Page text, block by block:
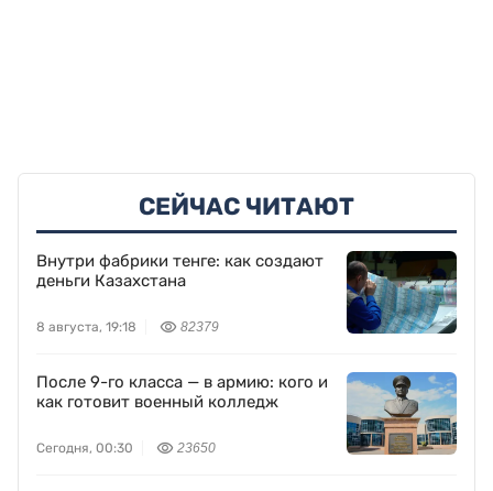
СЕЙЧАС ЧИТАЮТ
Внутри фабрики тенге: как создают
деньги Казахстана
8 августа, 19:18 82379
После 9-го класса — в армию: кого и
как готовит военный колледж
Сегодня, 00:30 23650